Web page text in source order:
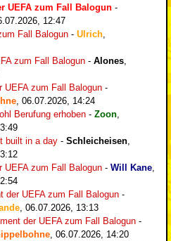
UEFA zum Fall Balogun -
12:47
Fall Balogun - Ulrich
zum Fall Balogun - Alones
UEFA zum Fall Balogun -
06.07.2026, 14:24
Berufung erhoben - Zoon
built in a day - Schleicheisen
UEFA zum Fall Balogun - Will Kane
der UEFA zum Fall Balogun -
06.07.2026, 13:13
der UEFA zum Fall Balogun -
06.07.2026, 14:20